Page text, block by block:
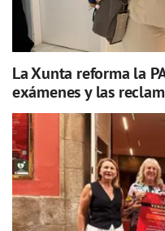
La Xunta reforma la
exámenes y las